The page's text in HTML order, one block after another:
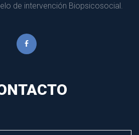
de intervención Biopsicosocial.